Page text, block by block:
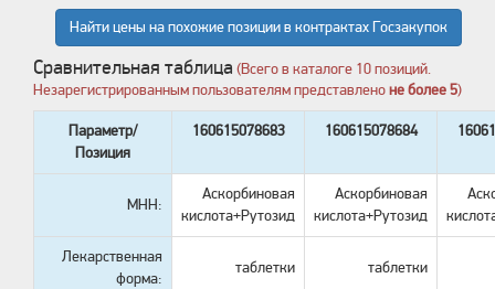
Найти цены на похожие позиции в контрактах Госзакупок
Сравнительная таблица (Всего в каталоге 10 позиций.
Незарегистрированным пользователям представленоне более 5)
Параметр/
Позиция
160615078683 160615078684
МНН:
Аскорбиновая
кислотa+Рутозид
Аскорбиновая
кислотa+Рутозид
Лекарственная
форма:
таблетки таблетки